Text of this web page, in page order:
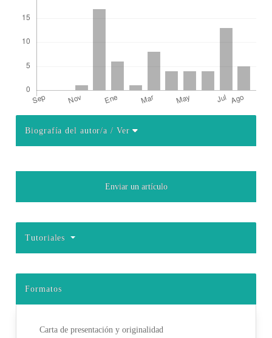
Biografía del autor/a/ Ver
Enviar un artículo
Tutoriales
Formatos
Carta de presentación y originalidad